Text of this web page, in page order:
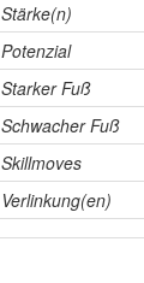
Stärke(n)
Potenzial
Starker Fuß
Schwacher Fuß
Skillmoves
Verlinkung(en)